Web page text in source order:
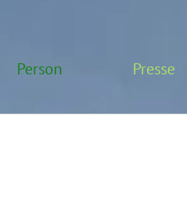
Person Presse